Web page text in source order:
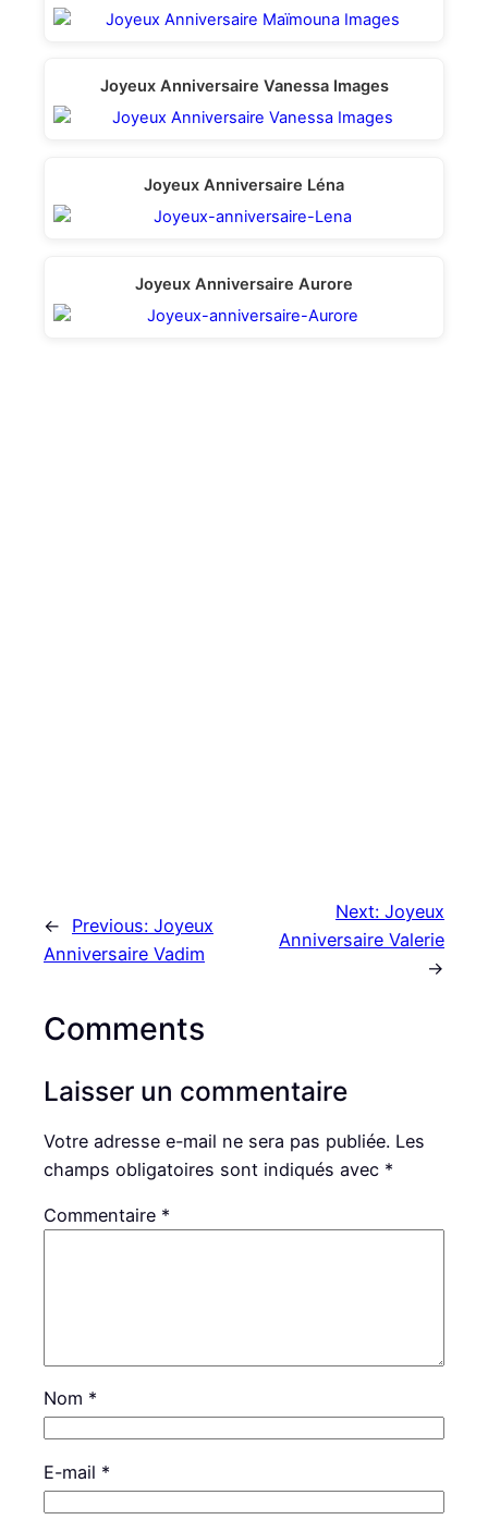
Joyeux Anniversaire Vanessa Images
Joyeux Anniversaire Léna
Joyeux Anniversaire Aurore
← Previous: Joyeux
Anniversaire Vadim
Next: Joyeux
Anniversaire Valerie
→
Comments
Laisser un commentaire
Votre adresse e-mail ne sera pas publiée. Les
champs obligatoires sont indiqués avec *
Commentaire *
Nom *
E-mail *